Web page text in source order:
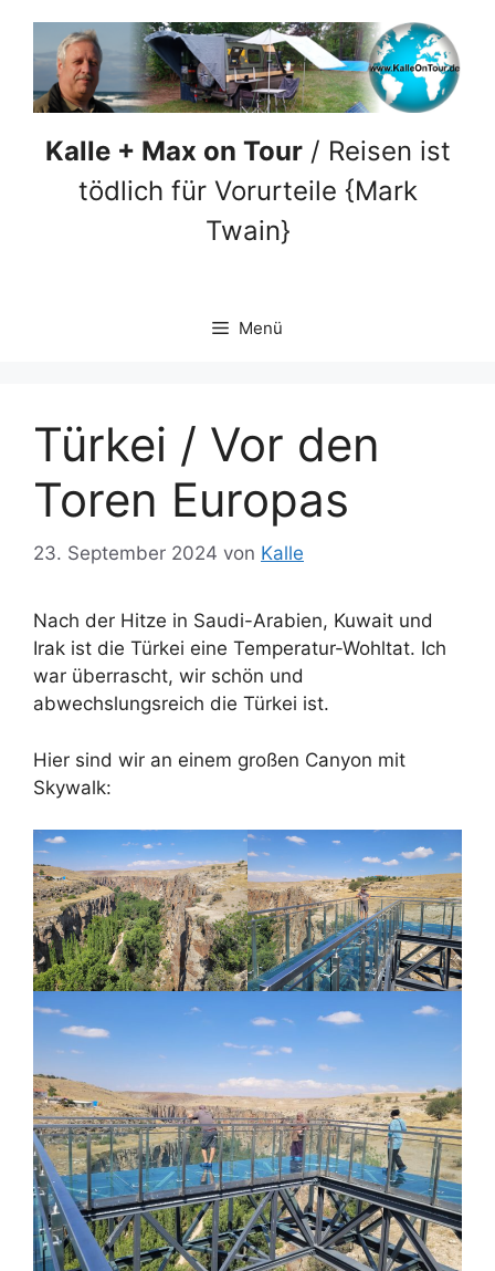
springen
Kalle + Max on Tour/ Reisen ist
tödlich für Vorurteile {Mark
Twain}
Menü
Türkei / Vor den
Toren Europas
23. September 2024 von Kalle
Nach der Hitze in Saudi-Arabien, Kuwait und
Irak ist die Türkei eine Temperatur-Wohltat. Ich
war überrascht, wir schön und
abwechslungsreich die Türkei ist.
Hier sind wir an einem großen Canyon mit
Skywalk: